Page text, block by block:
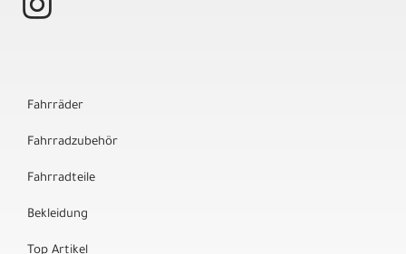
Fahrräder
Fahrradzubehör
Fahrradteile
Bekleidung
Top Artikel